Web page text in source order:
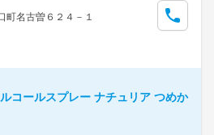
町名古曽６２４－１
コールスプレー ナチュリア つめか